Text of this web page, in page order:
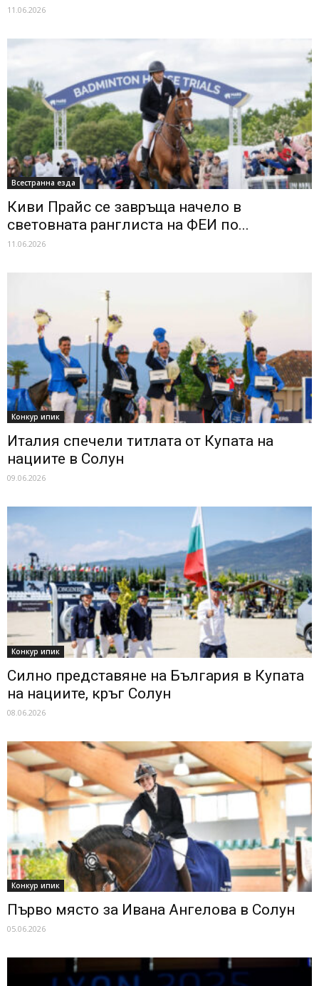
11.06.2026
Всестранна езда
Киви Прайс се завръща начело в
световната ранглиста на ФЕИ по...
11.06.2026
Конкур ипик
Италия спечели титлата от Купата на
нациите в Солун
09.06.2026
Конкур ипик
Силно представяне на България в Купата
на нациите, кръг Солун
08.06.2026
Конкур ипик
Първо място за Ивана Ангелова в Солун
05.06.2026